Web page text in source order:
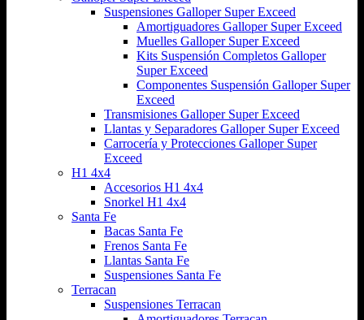
Suspensiones Galloper Super Exceed
Amortiguadores Galloper Super Exceed
Muelles Galloper Super Exceed
Kits Suspensión Completos Galloper
Super Exceed
Componentes Suspensión Galloper Super
Exceed
Transmisiones Galloper Super Exceed
Llantas y Separadores Galloper Super Exceed
Carrocería y Protecciones Galloper Super
Exceed
H1 4x4
Accesorios H1 4x4
Snorkel H1 4x4
Santa Fe
Bacas Santa Fe
Frenos Santa Fe
Llantas Santa Fe
Suspensiones Santa Fe
Terracan
Suspensiones Terracan